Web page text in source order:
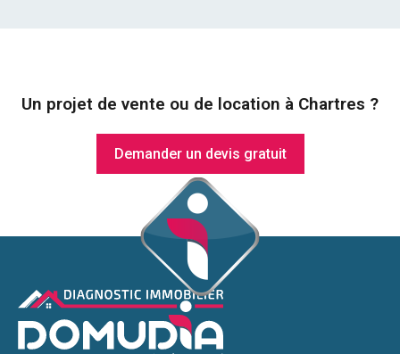
Un projet de vente ou de location à Chartres ?
Demander un devis gratuit